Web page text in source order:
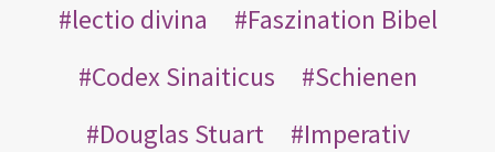
lectio divina
Faszination Bibel
Codex Sinaiticus
Schienen
Douglas Stuart
Imperativ